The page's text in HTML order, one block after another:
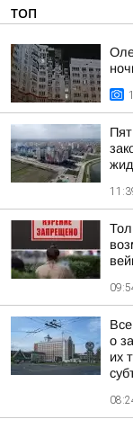
ТОП
о
их